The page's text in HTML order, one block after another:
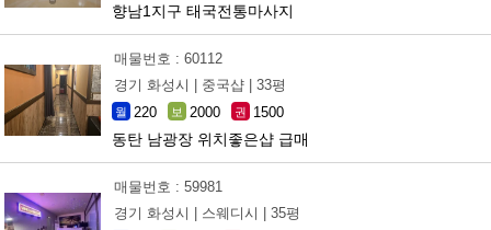
향남1지구 태국전통마사지
매물번호 : 60112
경기 화성시 |
중국샵 | 33평
월 220 보 2000 권 1500
동탄 남광장 위치좋은샵 급매
매물번호 : 59981
경기 화성시 |
스웨디시 | 35평